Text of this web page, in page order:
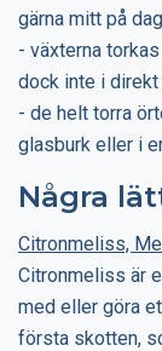
gärna mitt på
- växterna
dock inte i
- de helt torra
glasburk eller i
Några
Citronmeliss,
Citronmeliss är
med eller göra
första skotten,